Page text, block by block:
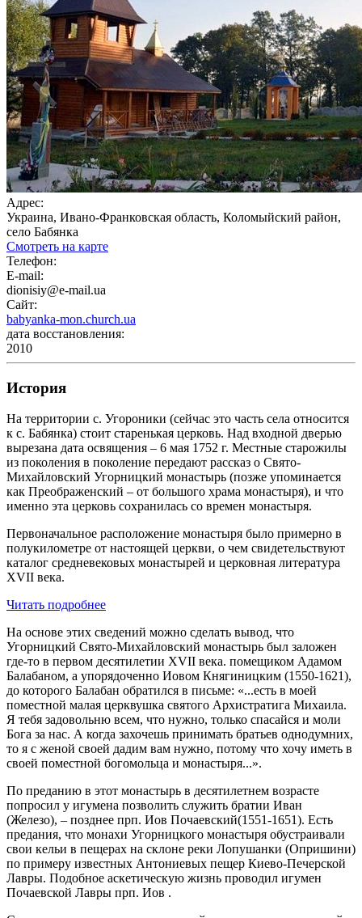
Адрес:
Украина, Ивано-Франковская область, Коломыйский район,
село Бабянка
Смотреть на карте
Телефон:
E-mail:
dionisiy@e-mail.ua
Сайт:
babyanka-mon.church.ua
дата восстановления:
2010
История
На территории с. Угороники (сейчас это часть села относится
к с. Бабянка) стоит старенькая церковь. Над входной дверью
вырезана дата освящения – 6 мая 1752 г. Местные старожилы
из поколения в поколение передают рассказ о Свято-
Михайловский Угорницкий монастырь (позже упоминается
как Преображенский – от большого храма монастыря), и что
именно эта церковь сохранилась со времен монастыря.
Первоначальное расположение монастыря было примерно в
полукилометре от настоящей церкви, о чем свидетельствуют
каталог средневековых монастырей и церковная литература
XVII века.
Читать подробнее
На основе этих сведений можно сделать вывод, что
Угорницкий Свято-Михайловский монастырь был заложен
где-то в первом десятилетии XVII века. помещиком Адамом
Балабаном, а упорядоченно Иовом Княгиницким (1550-1621),
до которого Балабан обратился в письме: «...есть в моей
поместной малая церквушка святого Архистратига Михаила.
Я тебя задовольню всем, что нужно, только спасайся и моли
Бога за нас. А когда захочешь принимать братьев однодумних,
то я с женой своей дадим вам нужно, потому что хочу иметь в
своей поместной богомольца и монастыря...».
По преданию в этот монастырь в десятилетнем возрасте
попросил у игумена позволить служить братии Иван
(Железо), – позднее прп. Иов Почаевский(1551-1651). Есть
предания, что монахи Угорницкого монастыря обустраивали
свои кельи в пещерах на склоне реки Лопушанки (Опришини)
по примеру известных Антониевых пещер Киево-Печерской
Лавры. Подобное аскетическую жизнь проводил игумен
Почаевской Лавры прп. Иов .